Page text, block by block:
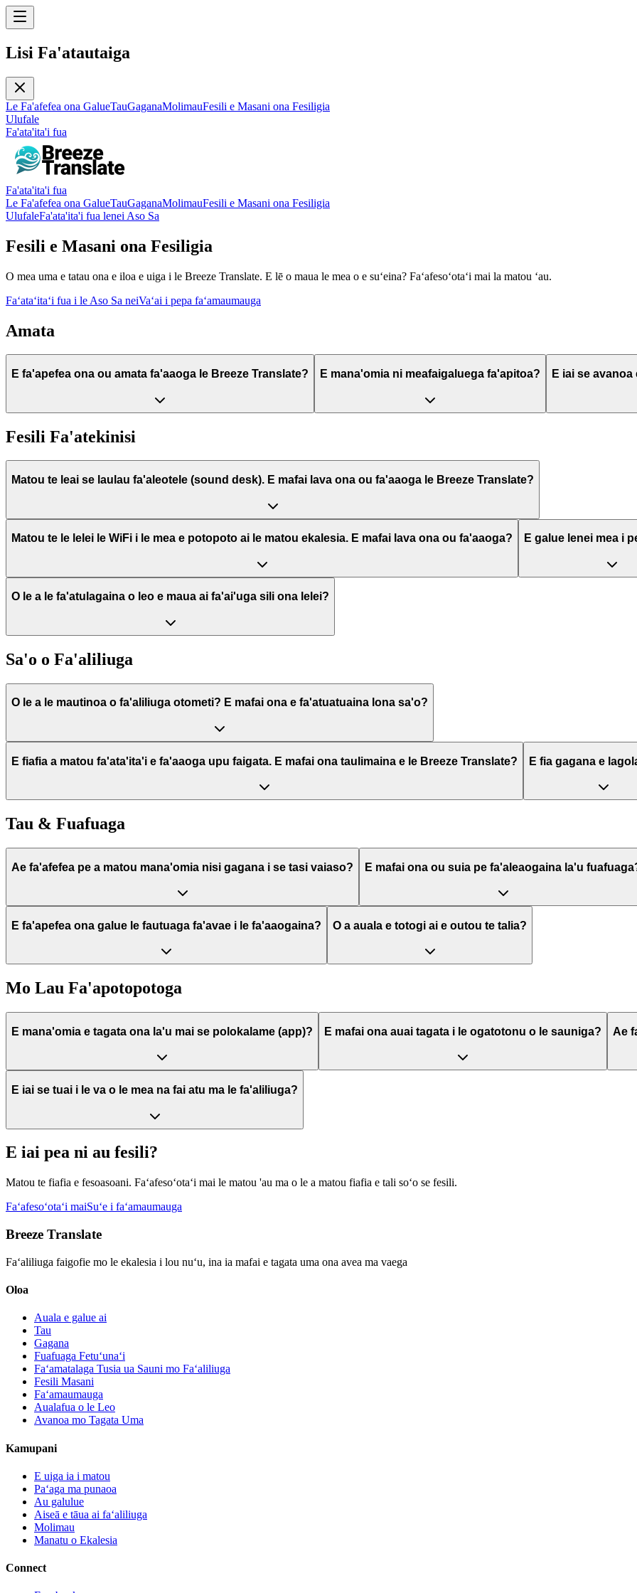
Lisi Fa'atautaiga
Le Fa'afefea ona GalueTauGaganaMolimauFesili e Masani ona Fesiligia
Ulufale
Fa'ata'ita'i fua
Fa'ata'ita'i fua
Le Fa'afefea ona GalueTauGaganaMolimauFesili e Masani ona Fesiligia
UlufaleFa'ata'ita'i fua lenei Aso Sa
Fesili e Masani ona Fesiligia
O mea uma e tatau ona e iloa e uiga i le Breeze Translate. E lē o maua le mea o e suʻeina? Faʻafesoʻotaʻi mai la matou ʻau.
Faʻataʻitaʻi fua i le Aso Sa neiVaʻai i pepa faʻamaumauga
Amata
E fa'apefea ona ou amata fa'aaoga le Breeze Translate? E mana'omia ni meafaigaluega fa'apitoa? E iai se
Fesili Fa'atekinisi
Matou te leai se laulau fa'aleotele (sound desk). E mafai lava ona ou fa'aaoga le Breeze Translate?
Matou te le lelei le WiFi i le mea e potopoto ai le matou ekalesia. E mafai lava ona ou fa'aaoga? E galue lenei mea i
O le a le fa'atulagaina o leo e maua ai fa'ai'uga sili ona lelei?
Sa'o o Fa'aliliuga
O le a le mautinoa o fa'aliliuga otometi? E mafai ona e fa'atuatuaina lona sa'o?
E fiafia a matou fa'ata'ita'i e fa'aaoga upu faigata. E mafai ona taulimaina e le Breeze Translate? E fia gagana e
Tau & Fuafuaga
Ae fa'afefea pe a matou mana'omia nisi gagana i se tasi vaiaso? E mafai ona ou suia pe fa'aleaogaina la'u
E fa'apefea ona galue le fautuaga fa'avae i le fa'aaogaina? O a auala e totogi ai e outou te talia?
Mo Lau Fa'apotopotoga
E mana'omia e tagata ona la'u mai se polokalame (app)? E mafai ona auai tagata i le ogatotonu o le sauniga? Ae
E iai se tuai i le va o le mea na fai atu ma le fa'aliliuga?
E iai pea ni au fesili?
Matou te fiafia e fesoasoani. Faʻafesoʻotaʻi mai le matou 'au ma o le a matou fiafia e tali soʻo se fesili.
Faʻafesoʻotaʻi maiSuʻe i faʻamaumauga
Breeze Translate
Faʻaliliuga faigofie mo le ekalesia i lou nuʻu, ina ia mafai e tagata uma ona avea ma vaega
Oloa
Auala e galue ai
Tau
Gagana
Fuafuaga Fetuʻunaʻi
Faʻamatalaga Tusia ua Sauni mo Faʻaliliuga
Fesili Masani
Faʻamaumauga
Aualafua o le Leo
Avanoa mo Tagata Uma
Kamupani
E uiga ia i matou
Paʻaga ma punaoa
Au galulue
Aiseā e tāua ai faʻaliliuga
Molimau
Manatu o Ekalesia
Connect